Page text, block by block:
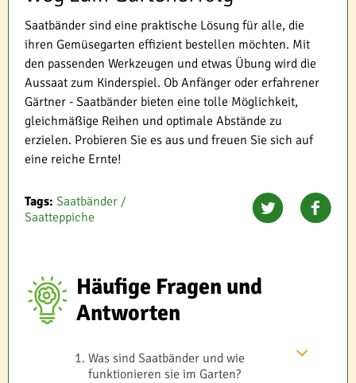
Saatbänder sind eine praktische Lösung für alle, die
ihren Gemüsegarten effizient bestellen möchten. Mit
den passenden Werkzeugen und etwas Übung wird die
Aussaat zum Kinderspiel. Ob Anfänger oder erfahrener
Gärtner - Saatbänder bieten eine tolle Möglichkeit,
gleichmäßige Reihen und optimale Abstände zu
erzielen. Probieren Sie es aus und freuen Sie sich auf
eine reiche Ernte!
Tags: Saatbänder /
Saatteppiche
Häufige Fragen und
Antworten
Was sind Saatbänder und wie
funktionieren sie im Garten?